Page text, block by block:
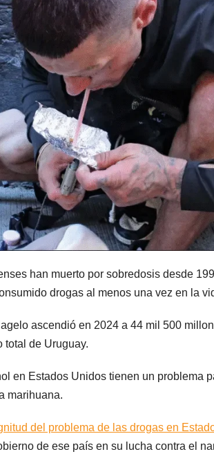
han muerto por sobredosis desde
drogas al menos una vez en la
ascendió en 2024 a 44 mil 500
total de Uruguay.
en Estados Unidos tienen un problema
marihuana.
del problema de las drogas en
de ese país en su lucha contra el